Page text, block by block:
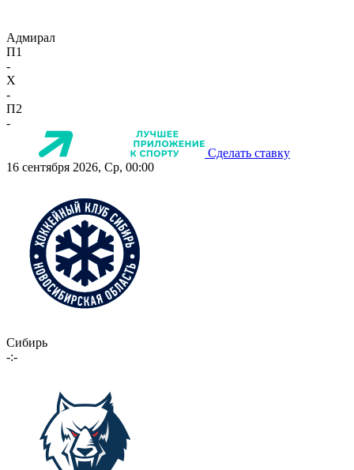
Адмирал
П1
-
X
-
П2
-
Сделать ставку
16 сентября 2026, Ср, 00:00
Сибирь
-:-